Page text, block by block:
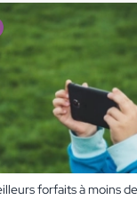
forfaits à moins